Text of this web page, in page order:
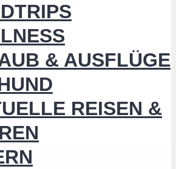
& AUSFLÜGE
REISEN &